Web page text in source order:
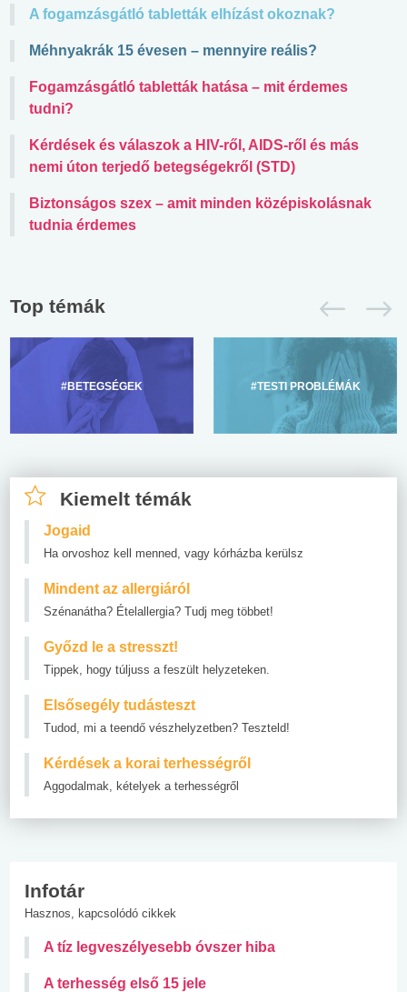
A fogamzásgátló tabletták elhízást okoznak?
Méhnyakrák 15 évesen – mennyire reális?
Fogamzásgátló tabletták hatása – mit érdemes
tudni?
Kérdések és válaszok a HIV-ről, AIDS-ről és más
nemi úton terjedő betegségekről (STD)
Biztonságos szex – amit minden középiskolásnak
tudnia érdemes
Top témák
#BETEGSÉGEK #TESTI PROBLÉMÁK
Kiemelt témák
Jogaid
Ha orvoshoz kell menned, vagy kórházba kerülsz
Mindent az allergiáról
Szénanátha? Ételallergia? Tudj meg többet!
Győzd le a stresszt!
Tippek, hogy túljuss a feszült helyzeteken.
Elsősegély tudásteszt
Tudod, mi a teendő vészhelyzetben? Teszteld!
Kérdések a korai terhességről
Aggodalmak, kételyek a terhességről
Infotár
Hasznos, kapcsolódó cikkek
A tíz legveszélyesebb óvszer hiba
A terhesség első 15 jele